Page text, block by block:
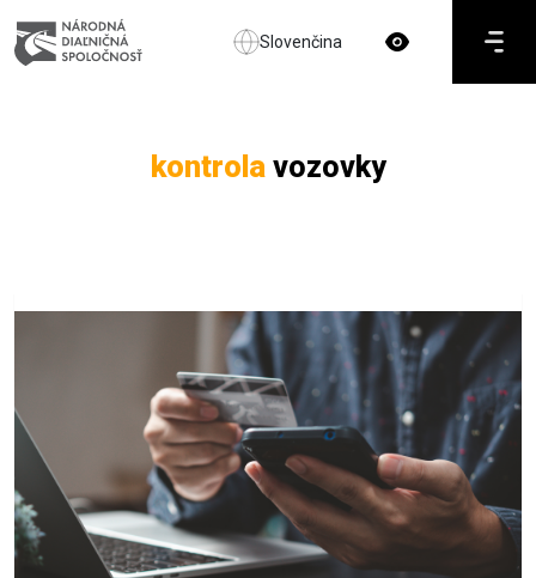
Slovenčina
kontrolavozovky